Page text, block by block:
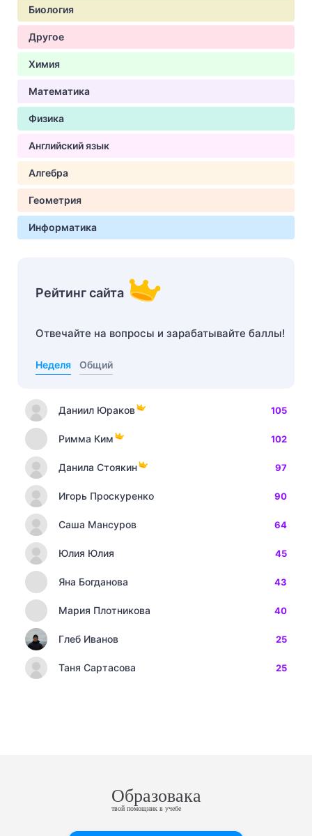
Биология
Другое
Химия
Математика
Физика
Английский язык
Алгебра
Геометрия
Информатика
Рейтинг сайта
Отвечайте на вопросы и зарабатывайте баллы!
Неделя Общий
Даниил Юраков 105
Римма Ким 102
Данила Стоякин 97
Игорь Проскуренко 90
Саша Мансуров 64
Юлия Юлия 45
Яна Богданова 43
Мария Плотникова 40
Глеб Иванов 25
Таня Сартасова 25
Образовака
твой помощник в учебе